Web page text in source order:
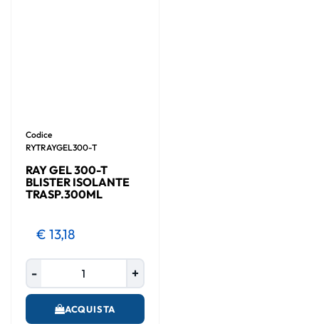
Codice
RYTRAYGEL300-T
RAY GEL 300-T
BLISTER ISOLANTE
TRASP.300ML
€ 13,18
Quantità
ACQUISTA